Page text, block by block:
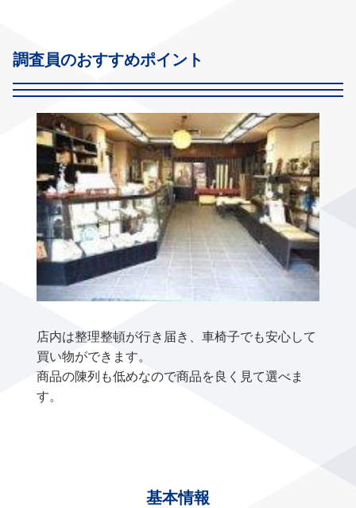
調査員のおすすめポイント
店内は整理整頓が行き届き、車椅子でも安心して
買い物ができます。
商品の陳列も低めなので商品を良く見て選べま
す。
基本情報